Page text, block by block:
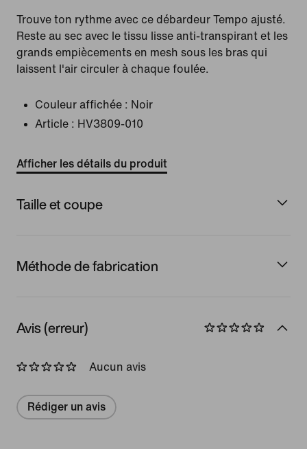
Trouve ton rythme avec ce débardeur Tempo ajusté.
Reste au sec avec le tissu lisse anti-transpirant et les
grands empiècements en mesh sous les bras qui
laissent l'air circuler à chaque foulée.
Couleur affichée : Noir
Article : HV3809-010
Afficher les détails du produit
Taille et coupe
Méthode de fabrication
Avis (erreur)
Aucun avis
Rédiger un avis